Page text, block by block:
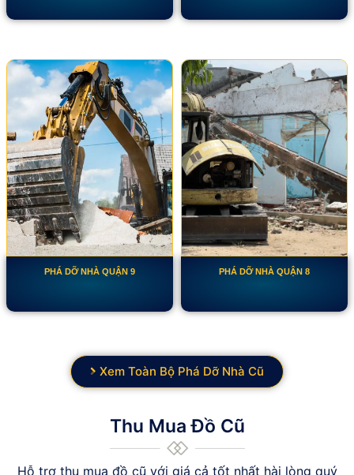
PHÁ DỠ NHÀ QUẬN 9 PHÁ DỠ NHÀ QUẬN 8
Xem Toàn Bộ Phá Dỡ Nhà Cũ
Thu Mua Đồ Cũ
Hỗ trợ thu mua đồ cũ với giá cả tốt nhất hài lòng quý